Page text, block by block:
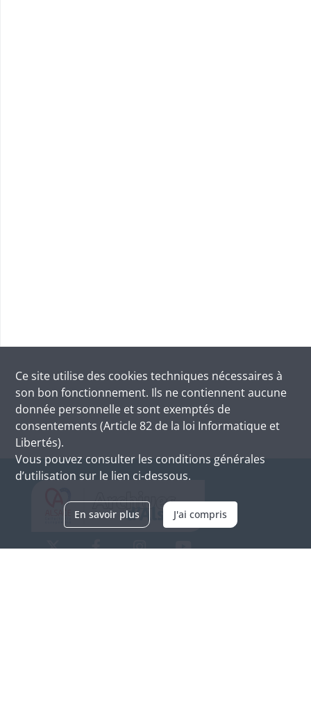
Ce site utilise des cookies techniques nécessaires à
son bon fonctionnement. Ils ne contiennent aucune
donnée personnelle et sont exemptés de
consentements (Article 82 de la loi Informatique et
Libertés).
Vous pouvez consulter les conditions générales
d’utilisation sur le lien ci-dessous.
En savoir plus J'ai compris